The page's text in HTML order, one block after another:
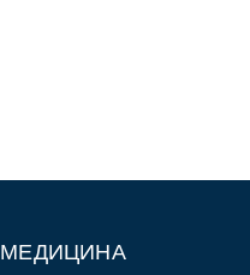
МЕДИЦИНА